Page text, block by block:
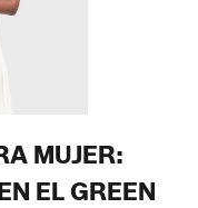
MUJER:
EL GREEN